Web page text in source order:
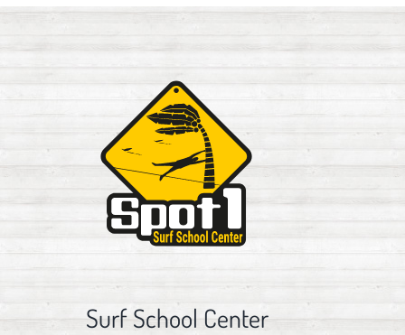
Surf School Center